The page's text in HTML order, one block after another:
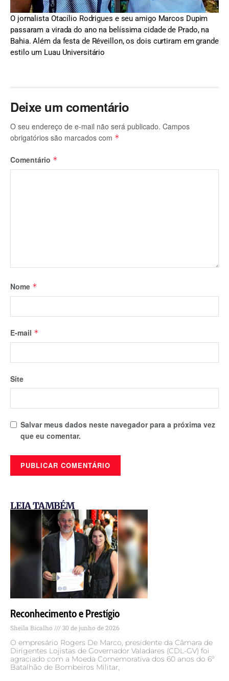
O jornalista Otacílio Rodrigues e seu amigo Marcos Dupim
passaram a virada do ano na belíssima cidade de Prado, na
Bahia. Além da festa de Réveillon, os dois curtiram em grande
estilo um Luau Universitário
Deixe um comentário
O seu endereço de e-mail não será publicado. Campos
obrigatórios são marcados com *
Comentário *
Nome *
E-mail *
Site
Salvar meus dados neste navegador para a próxima vez
que eu comentar.
LEIA TAMBÉM
Reconhecimento e Prestígio
Sheila Bicalho 30 de junho de 2026
O empresário Rogers De Marco, presidente da Câmara de
Dirigentes Lojistas de Governador Valadares (CDL-GV) foi
agraciado com a Moeda Comemorativa dos 60 anos do 6º
Batalhão de Bombeiros Militar,